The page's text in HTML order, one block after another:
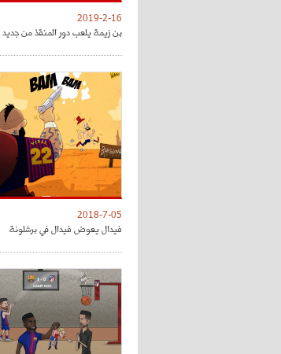
2019-2-16
بن زيمة يلعب دور المنقذ من جديد
2018-7-05
فيدال يعوض فيدال في برشلونة